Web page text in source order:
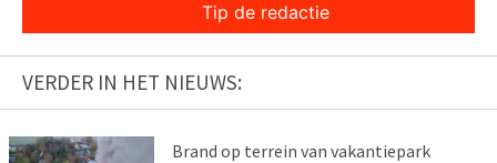
Tip de redactie
VERDER IN HET NIEUWS:
Brand op terrein van vakantiepark